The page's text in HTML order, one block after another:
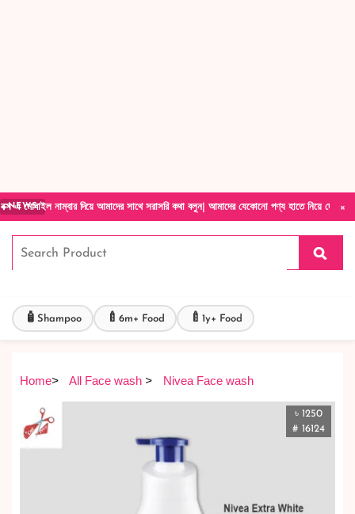
×
NEWSদিয়ে আমাদের সাথে সরাসরি কথা বলুন| আমাদের যেকোনো পণ্য হাতে নিয়ে দেখে টাকা
🧴 Shampoo 🍼 6m+ Food 🍼 1y+ Food
Home> All Face wash > Nivea Face wash
৳ 1250
# 16124